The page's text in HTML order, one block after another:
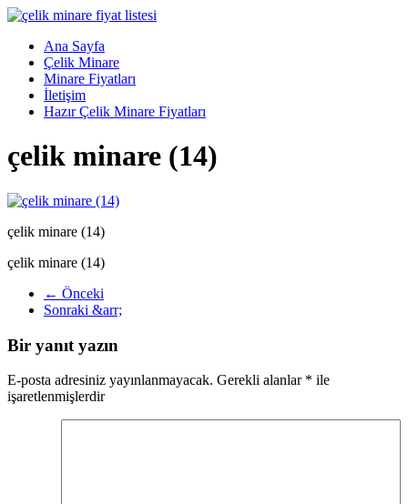
Skip
content
Çelik
Minare,
Çelik
Minare
Çelik
Minare
Firması
Çelik
Minare,
Çelik
Minare
Modelleri
Menü
Ana Sayfa
Çelik Minare
Minare Fiyatları
İletişim
Hazır Çelik Minare Fiyatları
çelik minare (14)
çelik minare (14)
çelik minare (14)
← Önceki
Sonraki &arr;
Bir yanıt yazın
E-posta adresiniz yayınlanmayacak. Gerekli alanlar * ile
işaretlenmişlerdir